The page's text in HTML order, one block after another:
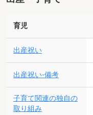
育児
出産祝い
出産祝い-備考
子育て関連の独自の
取り組み